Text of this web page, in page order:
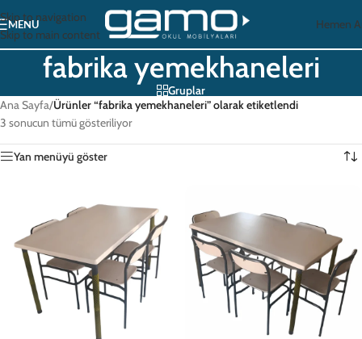
Skip to navigation
Skip to main content
MENU Hemen
fabrika yemekhaneleri
Gruplar
Ana Sayfa/Ürünler “fabrika yemekhaneleri” olarak etiketlendi
3 sonucun tümü gösteriliyor
Yan menüyü göster